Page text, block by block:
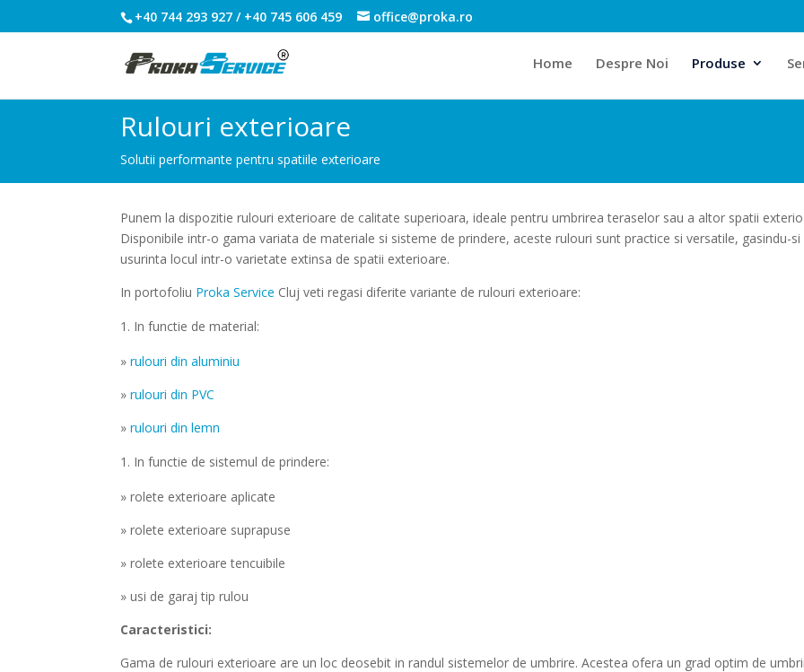
+40 744 293 927 / +40 745 606 459 office@proka.ro
Home Despre Noi Produse
Rulouri exterioare
Solutii performante pentru spatiile exterioare
Punem la dispozitie rulouri exterioare de calitate superioara, ideale pentru umbrirea teraselor sau a altor spatii
Disponibile intr-o gama variata de materiale si sisteme de prindere, aceste rulouri sunt practice si versatile, gasindu-si
usurinta locul intr-o varietate extinsa de spatii exterioare.
In portofoliu Proka Service Cluj veti regasi diferite variante de rulouri exterioare:
In functie de material:
» rulouri din aluminiu
»rulouri din PVC
»rulouri din lemn
In functie de sistemul de prindere:
» rolete exterioare aplicate
» rolete exterioare suprapuse
»rolete exterioare tencuibile
» usi de garaj tip rulou
Caracteristici:
Gama de rulouri exterioare are un loc deosebit in randul sistemelor de umbrire. Acestea ofera un grad optim de